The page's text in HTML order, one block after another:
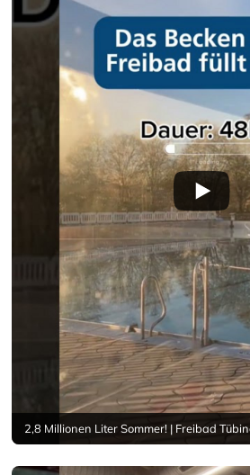
2,8 Millionen Liter Sommer! | Freibad